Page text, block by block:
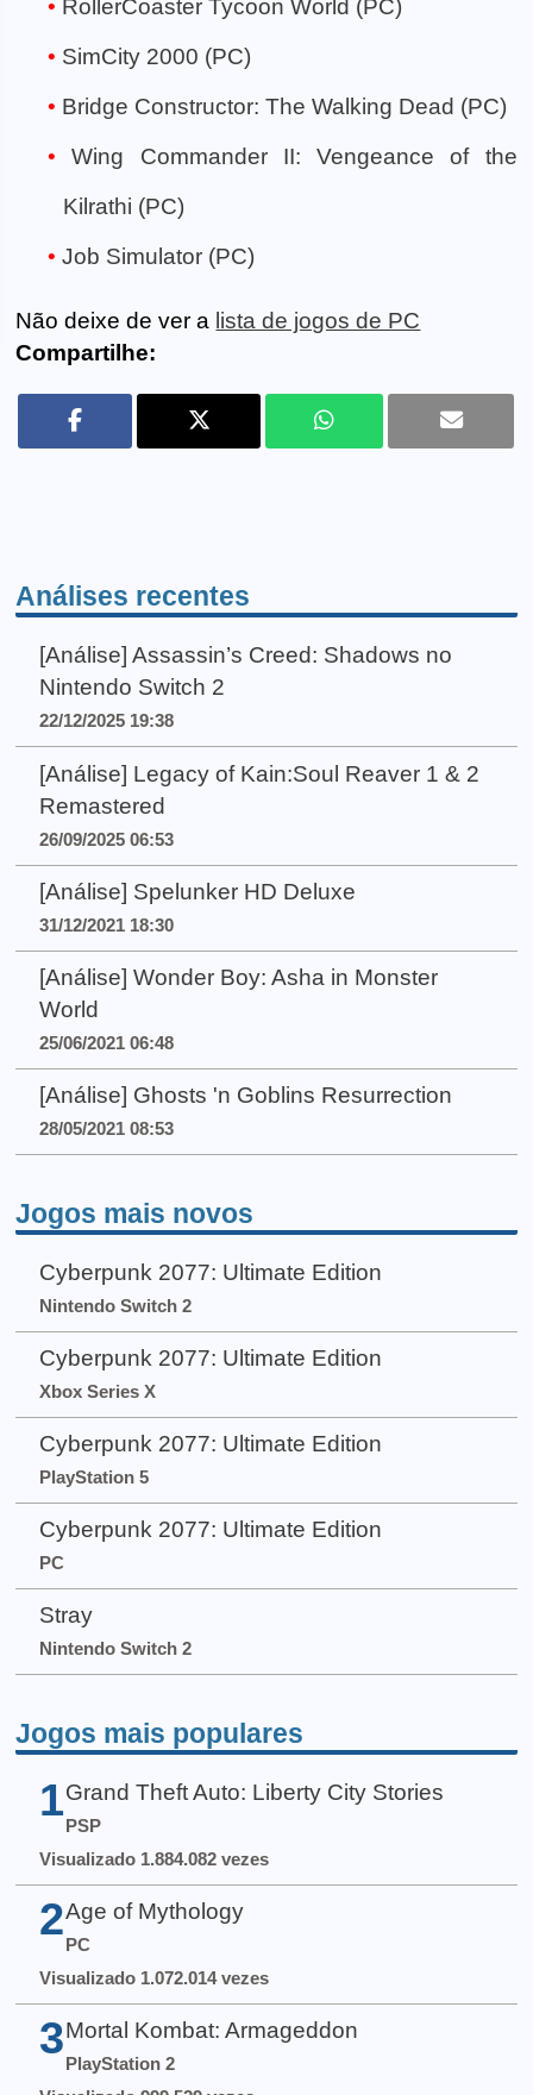
RollerCoaster Tycoon World (PC)
SimCity 2000 (PC)
Bridge Constructor: The Walking Dead (PC)
Wing Commander II: Vengeance of the
Kilrathi (PC)
Job Simulator (PC)
Não deixe de ver a lista de jogos de PC
Compartilhe:
Análises recentes
[Análise] Assassin’s Creed: Shadows no
Nintendo Switch 2
22/12/2025 19:38
[Análise] Legacy of Kain:Soul Reaver 1 & 2
Remastered
26/09/2025 06:53
[Análise] Spelunker HD Deluxe
31/12/2021 18:30
[Análise] Wonder Boy: Asha in Monster
World
25/06/2021 06:48
[Análise] Ghosts 'n Goblins Resurrection
28/05/2021 08:53
Jogos mais novos
Cyberpunk 2077: Ultimate Edition
Nintendo Switch 2
Cyberpunk 2077: Ultimate Edition
Xbox Series X
Cyberpunk 2077: Ultimate Edition
PlayStation 5
Cyberpunk 2077: Ultimate Edition
PC
Stray
Nintendo Switch 2
Jogos mais populares
1 Grand Theft Auto: Liberty City Stories
PSP
Visualizado 1.884.082 vezes
2 Age of Mythology
PC
Visualizado 1.072.014 vezes
3 Mortal Kombat: Armageddon
PlayStation 2